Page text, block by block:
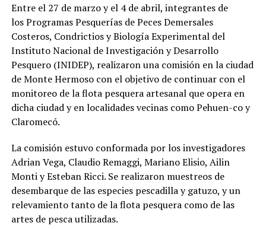
Entre el 27 de marzo y el 4 de abril, integrantes de
los Programas Pesquerías de Peces Demersales
Costeros, Condrictios y Biología Experimental del
Instituto Nacional de Investigación y Desarrollo
Pesquero (INIDEP), realizaron una comisión en la ciudad
de Monte Hermoso con el objetivo de continuar con el
monitoreo de la flota pesquera artesanal que opera en
dicha ciudad y en localidades vecinas como Pehuen-co y
Claromecó.
La comisión estuvo conformada por los investigadores
Adrian Vega, Claudio Remaggi, Mariano Elisio, Ailin
Monti y Esteban Ricci. Se realizaron muestreos de
desembarque de las especies pescadilla y gatuzo, y un
relevamiento tanto de la flota pesquera como de las
artes de pesca utilizadas.